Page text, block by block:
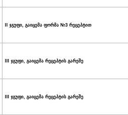
II ჯგუფი, გაიცემა ფორმა №3 რეცეპტით
III ჯგუფი, გაიცემა რეცეპტის გარეშე
III ჯგუფი, გაიცემა რეცეპტის გარეშე